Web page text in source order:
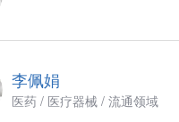
李佩娟
医药 / 医疗器械 / 流通领域